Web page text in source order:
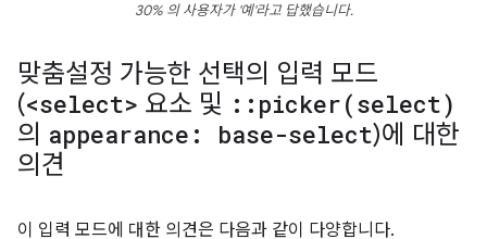
30% 의 사용자가 '예'라고 답했습니다.
맞춤설정 가능한 선택의 입력 모드
(<select> 요소 및 :: picker(select)
의 appearance: base-select)에 대한
의견
이 입력 모드에 대한 의견은 다음과 같이 다양합니다.